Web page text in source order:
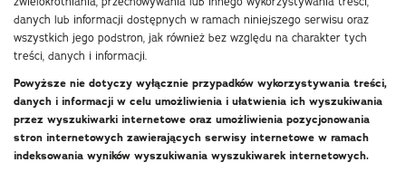
danych lub informacji dostępnych w ramach niniejszego serwisu oraz
wszystkich jego podstron, jak również bez względu na charakter tych
treści, danych i informacji.
Powyższe nie dotyczy wyłącznie przypadków wykorzystywania treści,
danych i informacji w celu umożliwienia i ułatwienia ich wyszukiwania
przez wyszukiwarki internetowe oraz umożliwienia pozycjonowania
stron internetowych zawierających serwisy internetowe w ramach
indeksowania wyników wyszukiwania wyszukiwarek internetowych.